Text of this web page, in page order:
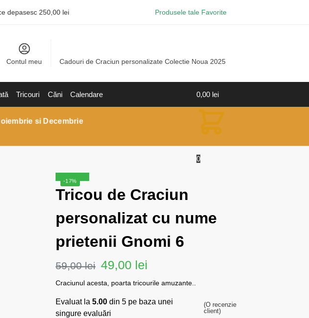
depasesc 250,00 lei Produsele tale Favorite
Contul meu Cadouri de Craciun personalizate Colectie Noua 2025
Tricouri Căni Calendare 0,00 lei
0
si Decembrie
Tricou de Craciun
personalizat cu nume
prietenii Gnomi 6
59,00lei 49,00 lei
-17%
Craciunul acesta, poarta tricourile amuzante..
Evaluat la5.00 din 5 pe baza unei
singure evaluări
(O recenzie
client)